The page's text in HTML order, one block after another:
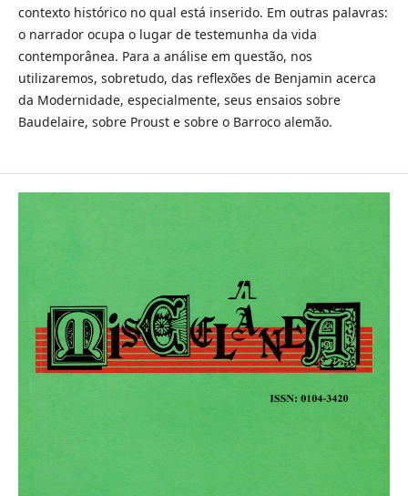
contexto histórico no qual está inserido. Em outras palavras:
o narrador ocupa o lugar de testemunha da vida
contemporânea. Para a análise em questão, nos
utilizaremos, sobretudo, das reflexões de Benjamin acerca
da Modernidade, especialmente, seus ensaios sobre
Baudelaire, sobre Proust e sobre o Barroco alemão.